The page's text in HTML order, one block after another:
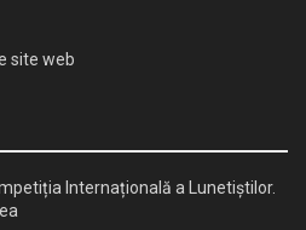
site web
Internațională a Lunetiștilor.